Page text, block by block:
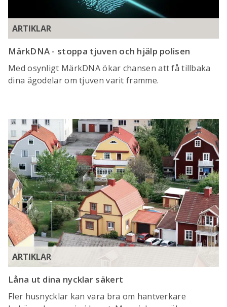
ARTIKLAR
MärkDNA - stoppa tjuven och hjälp polisen
Med osynligt MärkDNA ökar chansen att få tillbaka
dina ägodelar om tjuven varit framme.
ARTIKLAR
Låna ut dina nycklar säkert
Fler husnycklar kan vara bra om hantverkare